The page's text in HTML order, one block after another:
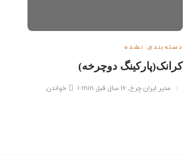
دسته‌بندی نشده
کرانک(پارکینگ دوچرخه)
مدیر ایران چرخ, ۱۶ سال قبل 1 min خواندن